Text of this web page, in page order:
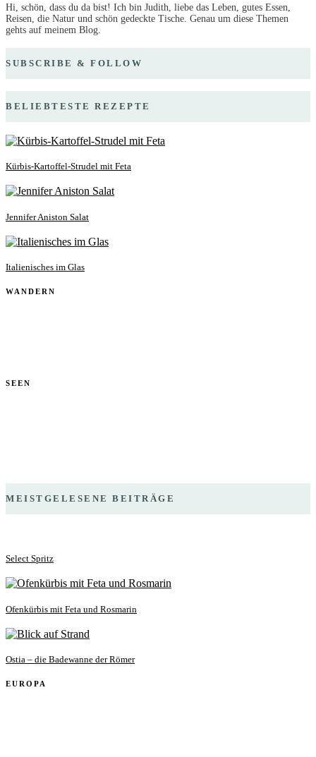
Hi, schön, dass du da bist! Ich bin Judith, liebe das Leben, gutes Essen,
Reisen, die Natur und schön gedeckte Tische. Genau um diese Themen
gehts auf meinem Blog.
SUBSCRIBE & FOLLOW
BELIEBTESTE REZEPTE
Kürbis-Kartoffel-Strudel mit Feta
Jennifer Aniston Salat
Italienisches im Glas
WANDERN
SEEN
MEISTGELESENE BEITRÄGE
Select Spritz
Ofenkürbis mit Feta und Rosmarin
Ostia – die Badewanne der Römer
EUROPA